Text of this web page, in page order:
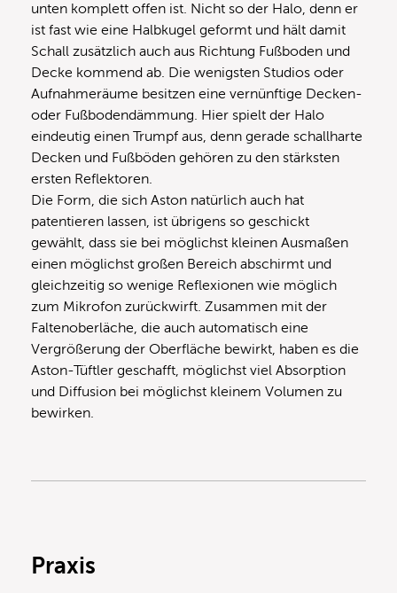
unten komplett offen ist. Nicht so der Halo, denn er
ist fast wie eine Halbkugel geformt und hält damit
Schall zusätzlich auch aus Richtung Fußboden und
Decke kommend ab. Die wenigsten Studios oder
Aufnahmeräume besitzen eine vernünftige Decken-
oder Fußbodendämmung. Hier spielt der Halo
eindeutig einen Trumpf aus, denn gerade schallharte
Decken und Fußböden gehören zu den stärksten
ersten Reflektoren.
Die Form, die sich Aston natürlich auch hat
patentieren lassen, ist übrigens so geschickt
gewählt, dass sie bei möglichst kleinen Ausmaßen
einen möglichst großen Bereich abschirmt und
gleichzeitig so wenige Reflexionen wie möglich
zum Mikrofon zurückwirft. Zusammen mit der
Faltenoberläche, die auch automatisch eine
Vergrößerung der Oberfläche bewirkt, haben es die
Aston-Tüftler geschafft, möglichst viel Absorption
und Diffusion bei möglichst kleinem Volumen zu
bewirken.
Praxis